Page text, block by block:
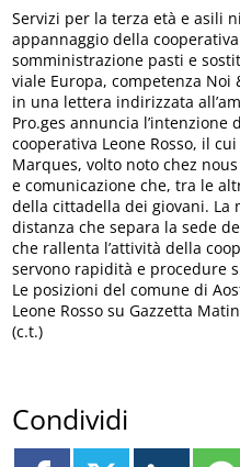
Servizi per la terza età e asili
appannaggio della
somministrazione pasti e
viale Europa, competenza
in una lettera indirizzata
Pro.ges annuncia l’intenzione
cooperativa Leone Rosso, il
Marques, volto noto chez
e comunicazione che, tra le
della cittadella dei giovani. La
distanza che separa la sede
che rallenta l’attività della
servono rapidità e procedure
Le posizioni del comune di
Leone Rosso su Gazzetta
(c.t.)
Condividi